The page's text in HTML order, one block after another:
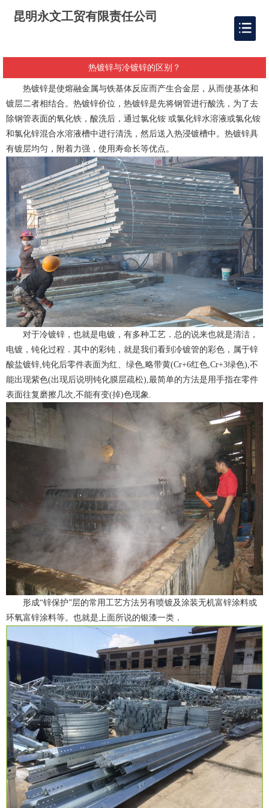
昆明永文工贸有限责任公司
热镀锌与冷镀锌的区别？
热镀锌是使熔融金属与铁基体反应而产生合金层，从而使基体和
镀层二者相结合。热镀锌价位，热镀锌是先将钢管进行酸洗，为了去
除钢管表面的氧化铁，酸洗后，通过氯化铵 或氯化锌水溶液或氯化铵
和氯化锌混合水溶液槽中进行清洗，然后送入热浸镀槽中。热镀锌具
有镀层均匀，附着力强，使用寿命长等优点。
对于冷镀锌，也就是电镀，有多种工艺．总的说来也就是清洁，
电镀，钝化过程．其中的彩钝，就是我们看到冷镀管的彩色，属于锌
酸盐镀锌,钝化后零件表面为红、绿色,略带黄(Cr+6红色,Cr+3绿色),不
能出现紫色(出现后说明钝化膜层疏松),最简单的方法是用手指在零件
表面往复磨擦几次,不能有变(掉)色现象.
形成“锌保护”层的常用工艺方法另有喷镀及涂装无机富锌涂料或
环氧富锌涂料等。也就是上面所说的银漆一类．